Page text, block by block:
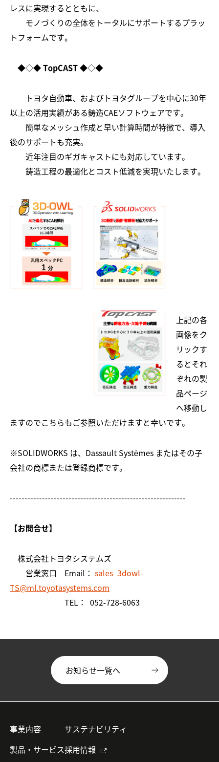
レスに実現するとともに、
モノづくりの全体をトータルにサポートするプラッ
トフォームです。
◆◇◆TopCAST◆◇◆
トヨタ自動車、およびトヨタグループを中心に30年
以上の活用実績がある鋳造CAEソフトウェアです。
簡単なメッシュ作成と早い計算時間が特徴で、導入
後のサポートも充実。
近年注目のギガキャストにも対応しています。
鋳造工程の最適化とコスト低減を実現いたします。
上記の各
画像をク
リックす
るとそれ
ぞれの製
品ページ
へ移動し
ますのでこちらもご参照いただけますと幸いです。
※SOLIDWORKS は、Dassault Systèmes またはその子
会社の商標または登録商標です。
------------------------------------------------------------
【お問合せ】
株式会社トヨタシステムズ
営業窓口 Email： sales_3dowl-
TS@ml.toyotasystems.com
TEL： 052-728-6063
お知らせ一覧へ
事業内容
製品・サービス
サステナビリティ
採用情報